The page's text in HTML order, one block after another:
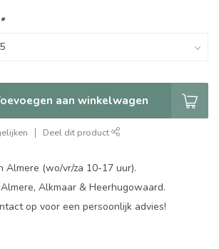
*
aan winkelwagen
Deel dit product
Almere (wo/vr/za 10-17 uur).
Alkmaar & Heerhugowaard.
op voor een persoonlijk advies!